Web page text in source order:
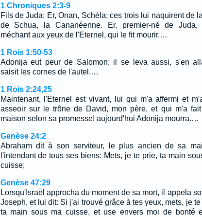
1 Chroniques 2:3-9
Fils de Juda: Er, Onan, Schéla; ces trois lui naquirent de
de Schua, la Cananéenne. Er, premier-né de Juda,
méchant aux yeux de l'Eternel, qui le fit mourir.…
1 Rois 1:50-53
Adonija eut peur de Salomon; il se leva aussi, s'en
saisit les cornes de l'autel.…
1 Rois 2:24,25
Maintenant, l'Eternel est vivant, lui qui m'a affermi et
asseoir sur le trône de David, mon père, et qui m'a
maison selon sa promesse! aujourd'hui Adonija mourra.…
Genèse 24:2
Abraham dit à son serviteur, le plus ancien de sa
l'intendant de tous ses biens: Mets, je te prie, ta main
cuisse;
Genèse 47:29
Lorsqu'Israël approcha du moment de sa mort, il appela
Joseph, et lui dit: Si j'ai trouvé grâce à tes yeux, mets, je te
ta main sous ma cuisse, et use envers moi de bonté